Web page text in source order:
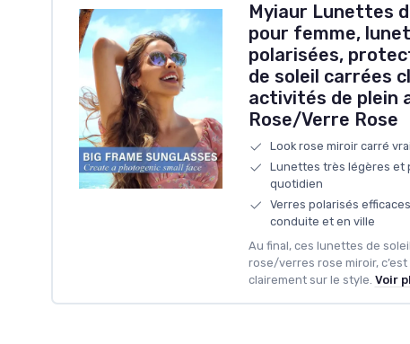
Myiaur Lunettes
pour femme,
polarisées,
de soleil carrées
activités de plein
Rose/Verre Rose
Look rose miroir carré
Lunettes très légères et
quotidien
Verres polarisés
conduite et en ville
Au final, ces lunettes de
rose/verres rose miroir,
clairement sur le style. Voir